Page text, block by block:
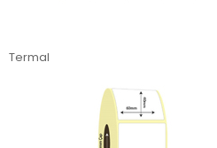
Termal